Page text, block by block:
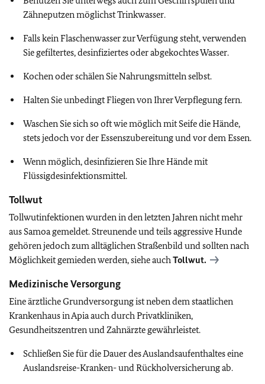
Zähneputzen möglichst Trinkwasser.
Falls kein Flaschenwasser zur Verfügung steht, verwenden
Sie gefiltertes, desinfiziertes oder abgekochtes Wasser.
Kochen oder schälen Sie Nahrungsmitteln selbst.
Halten Sie unbedingt Fliegen von Ihrer Verpflegung fern.
Waschen Sie sich so oft wie möglich mit Seife die Hände,
stets jedoch vor der Essenszubereitung und vor dem Essen.
Wenn möglich, desinfizieren Sie Ihre Hände mit
Flüssigdesinfektionsmittel.
Tollwut
Tollwutinfektionen wurden in den letzten Jahren nicht mehr
aus Samoa gemeldet. Streunende und teils aggressive Hunde
gehören jedoch zum alltäglichen Straßenbild und sollten nach
Möglichkeit gemieden werden, siehe auchTollwut.
Medizinische Versorgung
Eine ärztliche Grundversorgung ist neben dem staatlichen
Krankenhaus in Apia auch durch Privatkliniken,
Gesundheitszentren und Zahnärzte gewährleistet.
Schließen Sie für die Dauer des Auslandsaufenthaltes eine
Auslandsreise-Kranken- und Rückholversicherung ab.